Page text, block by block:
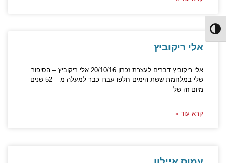
Toggle High Contrast
אלי ריקוביץ
אלי ריקוביץ דברים לעצרת זכרון 20/10/16 אלי ריקוביץ – הסיפור
שלי במלחמת ששת הימים חלפו עברו כבר למעלה מ – 52 שנים
מיום זה של
קרא עוד »